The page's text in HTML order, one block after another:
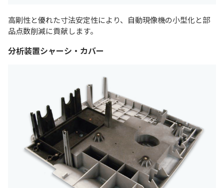
高剛性と優れた寸法安定性により、自動現像機の小型化と部
品点数削減に貢献します。
分析装置シャーシ・カバー